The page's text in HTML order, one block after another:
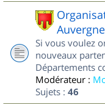
Auvergne
Si vous voulez
nouveaux
Départements
Modérateur :
Sujets : 46